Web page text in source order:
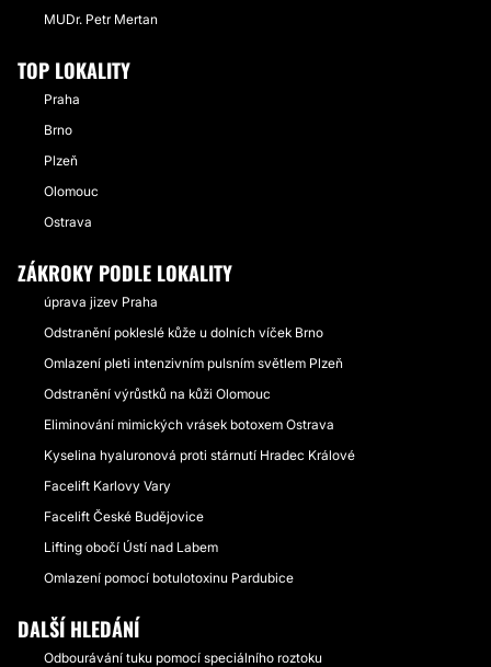
MUDr. Petr Mertan
TOP LOKALITY
Praha
Brno
Plzeň
Olomouc
Ostrava
ZÁKROKY PODLE LOKALITY
úprava jizev Praha
Odstranění pokleslé kůže u dolních víček Brno
Omlazení pleti intenzivním pulsním světlem Plzeň
Odstranění výrůstků na kůži Olomouc
Eliminování mimických vrásek botoxem Ostrava
Kyselina hyaluronová proti stárnutí Hradec Králové
Facelift Karlovy Vary
Facelift České Budějovice
Lifting obočí Ústí nad Labem
Omlazení pomocí botulotoxinu Pardubice
DALŠÍ HLEDÁNÍ
Odbourávání tuku pomocí speciálního roztoku